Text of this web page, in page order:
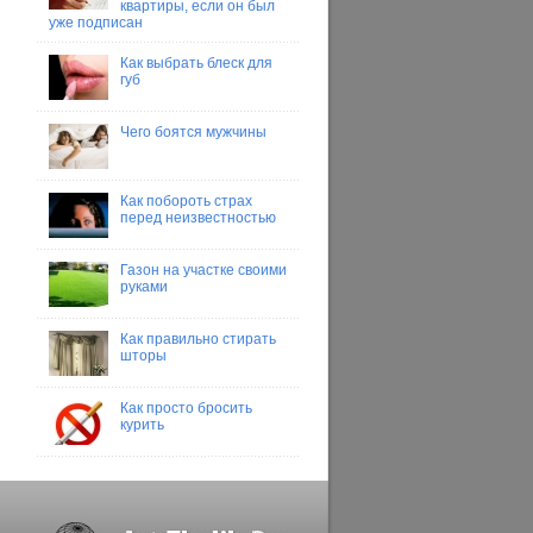
квартиры, если он был
уже подписан
Как выбрать блеск для
губ
Чего боятся мужчины
Как побороть страх
перед неизвестностью
Газон на участке своими
руками
Как правильно стирать
шторы
Как просто бросить
курить